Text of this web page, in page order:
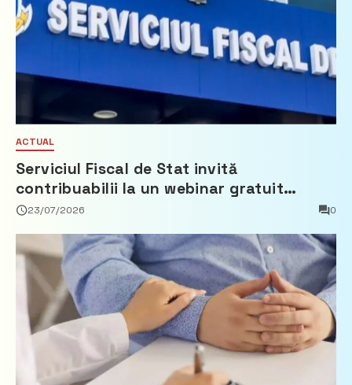
ACTUAL
Serviciul Fiscal de Stat invită
contribuabilii la un webinar gratuit
privind calculul impozitului pe bunurile
23/07/2026 0